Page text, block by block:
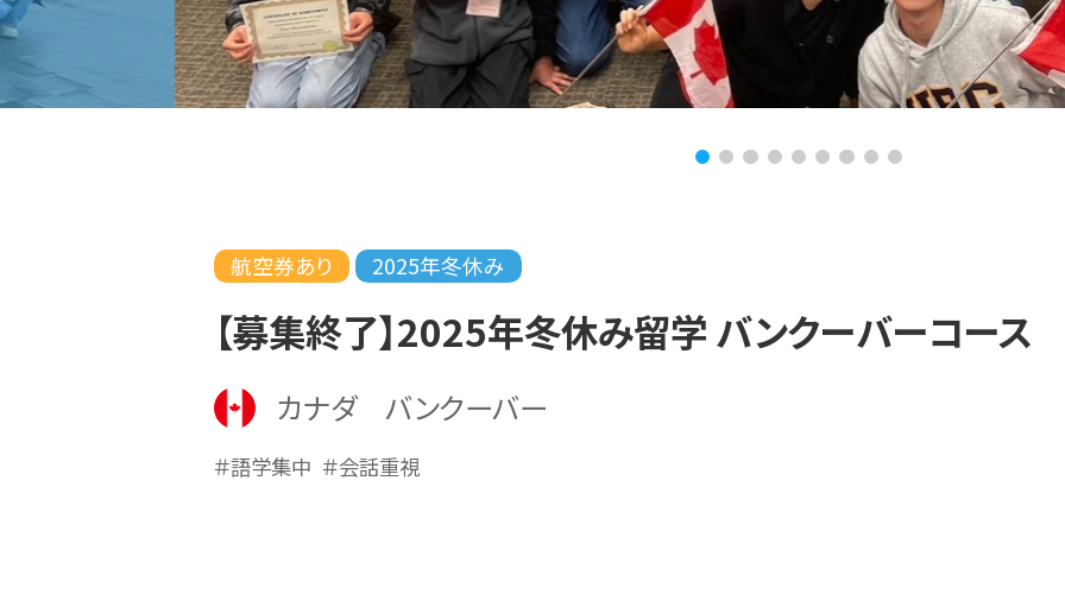
航空券あり 2025年冬休み
【募集終了】2025年冬休み留学 バンクーバーコース
カナダ バンクーバー
＃語学集中 ＃会話重視